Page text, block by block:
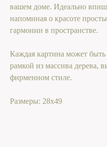
вашем доме. Идеально
напоминая о красоте
гармонии в пространстве.
Каждая картина может
рамкой из массива дерева,
фирменном стиле.
Размеры: 28х49